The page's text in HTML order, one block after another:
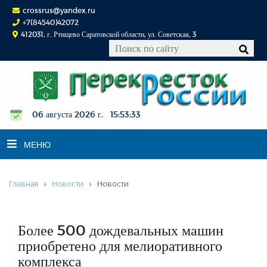
crossrus@yandex.ru
+7(84540)42072
412031, г. Ртищево Саратовской области, ул. Советская, 3
06 августа 2026 г. 15:53:34
МЕНЮ
НОВОСТИ
К СВЕДЕНИЮ
КОНКУРСЫ
ФОТОРЕПОРТАЖИ
Главная Новости Новости
Более 500 дождевальных машин
приобретено для мелиоративного
комплекса